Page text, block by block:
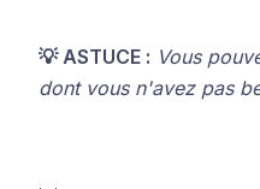
💡 ASTUCE : Vous
dont vous n'avez pas